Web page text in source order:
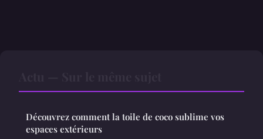
Découvrez comment la toile de coco sublime vos
espaces extérieurs